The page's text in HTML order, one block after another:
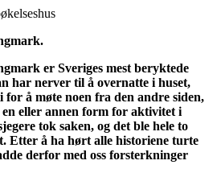
er Sveriges mest beryktede
har nerver til å overnatte i huset,
å møte noen fra den andre siden,
eller annen form for aktivitet i
tok saken, og det ble hele to
Etter å ha hørt alle historiene turte
derfor med oss forsterkninger